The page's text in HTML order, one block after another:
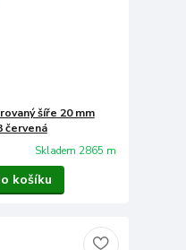
šíře 20 mm
červená
Skladem 2865 m
košíku